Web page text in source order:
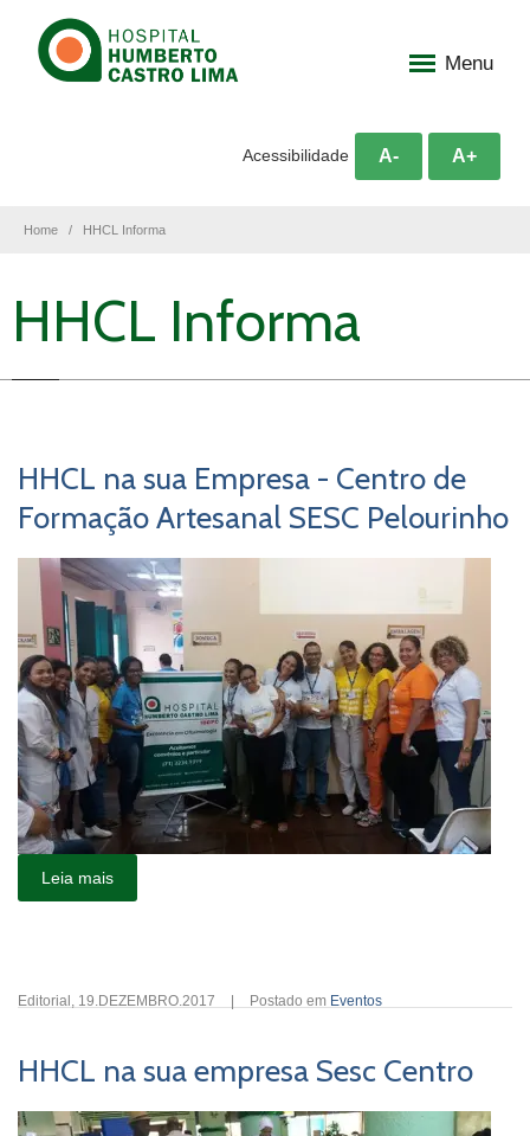
Menu
Acessibilidade A- A+
Home HHCL Informa
HHCL Informa
HHCL na sua Empresa - Centro de
Formação Artesanal SESC Pelourinho
Leia mais
Editorial , 19.DEZEMBRO.2017 Postado em Eventos
HHCL na sua empresa Sesc Centro